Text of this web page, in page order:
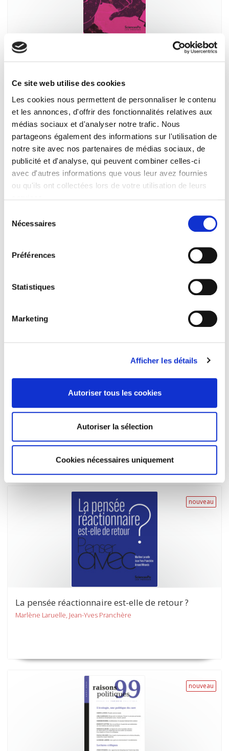
Ce site web utilise des cookies
Les cookies nous permettent de personnaliser le contenu
et les annonces, d'offrir des fonctionnalités relatives aux
médias sociaux et d'analyser notre trafic. Nous
partageons également des informations sur l'utilisation de
notre site avec nos partenaires de médias sociaux, de
publicité et d'analyse, qui peuvent combiner celles-ci
avec d'autres informations que vous leur avez fournies
ou qu'ils ont collectées lors de votre utilisation de leurs
Nécessaires
Préférences
Statistiques
Marketing
Afficher les détails
Autoriser tous les cookies
Autoriser la sélection
Cookies nécessaires uniquement
La société contre la politique
Luc Rouban
nouveau
Gouvernement & action publique 14-3, juillet-
Varia
nouveau
Sandra Cureau, Anne Debrosse
nouveau
La pensée réactionnaire est-elle de retour ?
Marlène Laruelle, Jean-Yves Pranchère
nouveau